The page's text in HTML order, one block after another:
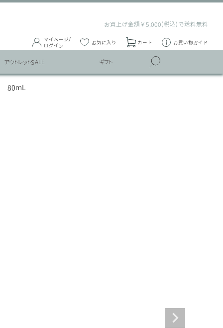
お買上げ金額￥5,000(税込)で送料無料
マイページ/
ログイン
お気に入り カート お買い物ガイド
アウトレットSALE ギフト
80mL